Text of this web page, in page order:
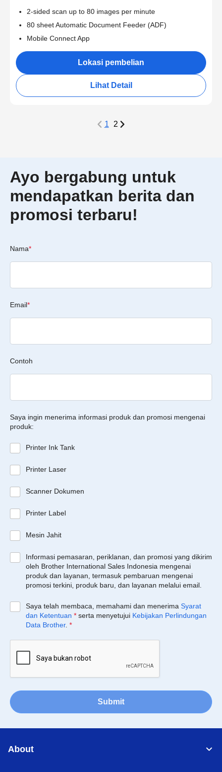
2-sided scan up to 80 images per minute
80 sheet Automatic Document Feeder (ADF)
Mobile Connect App
Lokasi pembelian
Lihat Detail
1 2
Ayo bergabung untuk
mendapatkan berita dan
promosi terbaru!
Nama*
Email*
Contoh
Saya ingin menerima informasi produk dan promosi mengenai
produk:
Printer Ink Tank
Printer Laser
Scanner Dokumen
Printer Label
Mesin Jahit
Informasi pemasaran, periklanan, dan promosi yang dikirim
oleh Brother International Sales Indonesia mengenai
produk dan layanan, termasuk pembaruan mengenai
promosi terkini, produk baru, dan layanan melalui email.
Saya telah membaca, memahami dan menerima Syarat
dan Ketentuan * serta menyetujui Kebijakan Perlindungan
Data Brother. *
Submit
About